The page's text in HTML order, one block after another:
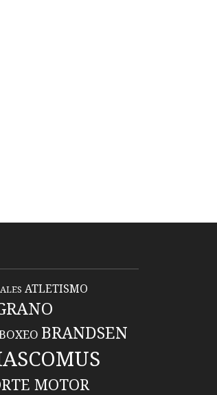
ATLETISMO
BRANDSEN
MOTOR